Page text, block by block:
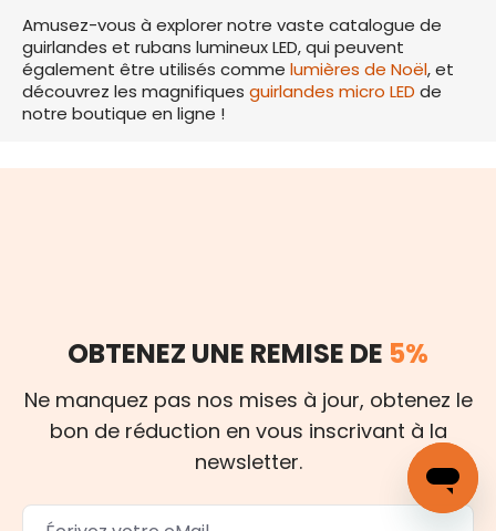
Amusez-vous à explorer notre vaste catalogue de
guirlandes et rubans lumineux LED, qui peuvent
également être utilisés comme lumières de Noël, et
découvrez les magnifiques guirlandes micro LED de
notre boutique en ligne !
OBTENEZ UNE REMISE DE 5%
Ne manquez pas nos mises à jour, obtenez le
bon de réduction en vous inscrivant à la
newsletter.